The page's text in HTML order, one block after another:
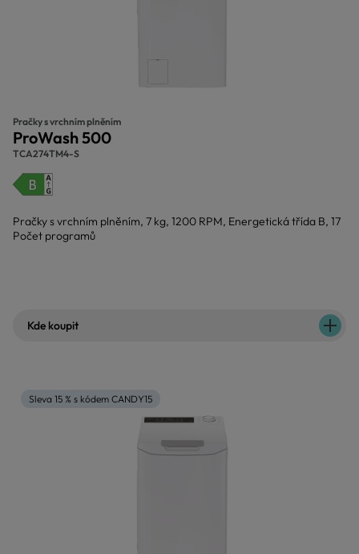
Pračky s vrchním plněním
ProWash 500
TCA274TM4-S
Pračky s vrchním plněním, 7 kg, 1200 RPM, Energetická třída B, 17
Počet programů
Kde koupit
Sleva 15 % s kódem CANDY15